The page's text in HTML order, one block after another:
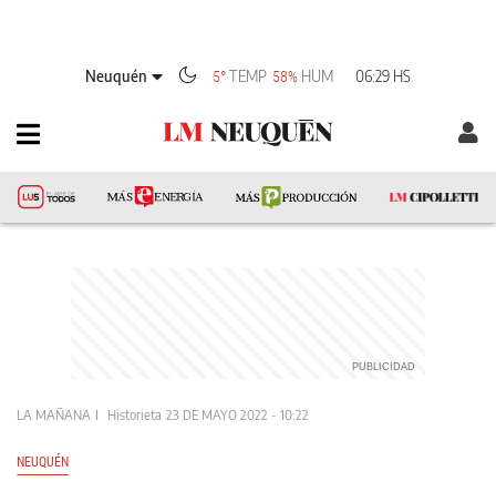
Neuquén 5°TEMP 58% HUM 06:29 HS
LA MAÑANA Historieta 23 DE MAYO 2022 - 10:22
NEUQUÉN